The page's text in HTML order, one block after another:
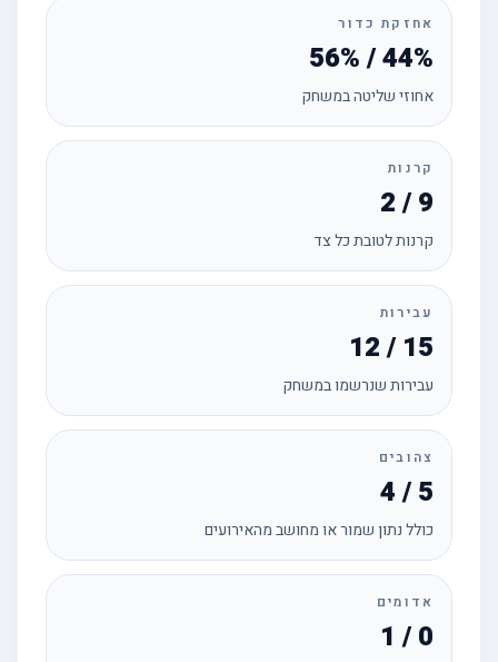
אחזקת כדור
56% / 44%
אחוזי שליטה במשחק
קרנות
2 / 9
קרנות לטובת כל צד
עבירות
12 / 15
עבירות שנרשמו במשחק
צהובים
4 / 5
כולל נתון שמור או מחושב מהאירועים
אדומים
1 / 0